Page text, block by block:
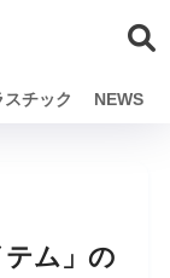
チック NEWS
テム」の